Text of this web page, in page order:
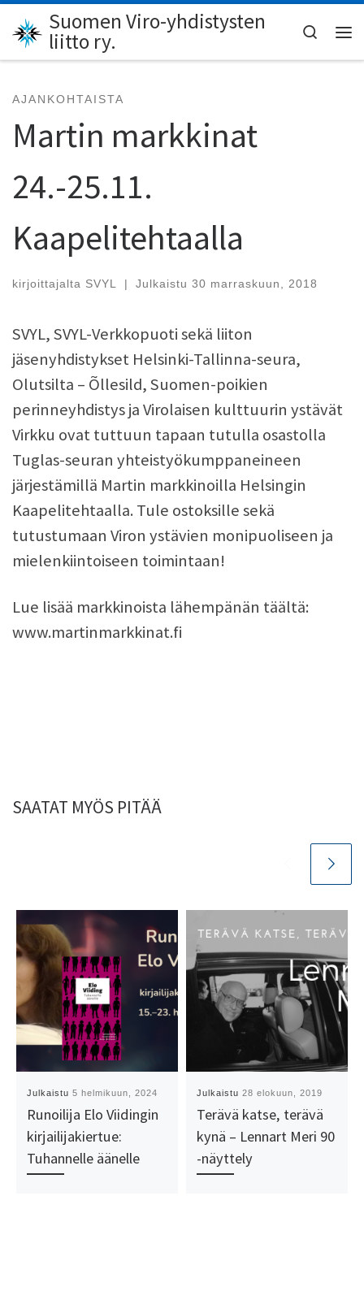
Skip to content
Suomen Viro-yhdistysten
liitto ry.
Search
AJANKOHTAISTA
Martin markkinat
24.-25.11.
Kaapelitehtaalla
kirjoittajalta SVYL | Julkaistu 30 marraskuun, 2018
SVYL, SVYL-Verkkopuoti sekä liiton
jäsenyhdistykset Helsinki-Tallinna-seura,
Olutsilta – Õllesild, Suomen-poikien
perinneyhdistys ja Virolaisen kulttuurin ystävät
Virkku ovat tuttuun tapaan tutulla osastolla
Tuglas-seuran yhteistyökumppaneineen
järjestämillä Martin markkinoilla Helsingin
Kaapelitehtaalla. Tule ostoksille sekä
tutustumaan Viron ystävien monipuoliseen ja
mielenkiintoiseen toimintaan!
Lue lisää markkinoista lähempänän täältä:
www.martinmarkkinat.fi
SAATAT MYÖS PITÄÄ
Julkaistu5 helmikuun, 2024
Runoilija Elo Viidingin
kirjailijakiertue:
Tuhannelle äänelle
Julkaistu28 elokuun, 2019
Terävä katse, terävä
kynä – Lennart Meri 90
-näyttely